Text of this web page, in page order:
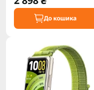
До кошика